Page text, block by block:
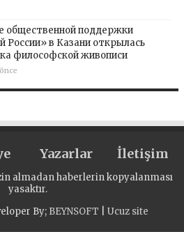
общественной поддержки
России» в Казани открылась
философской живописи
Yazarlar İletişim
almadan haberlerin kopyalanması
yasaktır.
By; BEYNSOFT Ucuz site